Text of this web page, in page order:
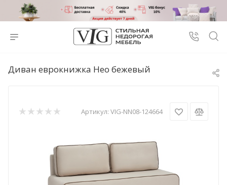
Диван еврокнижка Нео бежевый
Артикул: VIG-NN08-124664